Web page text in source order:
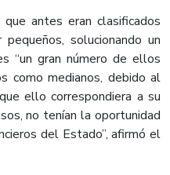
antes eran clasificados
solucionando un
“un gran número de ellos
como medianos, debido al
ello correspondiera a su
no tenían la oportunidad
del Estado”, afirmó el